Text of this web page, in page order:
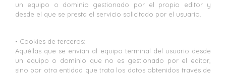
un equipo o dominio gestionado por el propio editor y
desde el que se presta el servicio solicitado por el usuario.
• Cookies de terceros:
Aquéllas que se envían al equipo terminal del usuario desde
un equipo o dominio que no es gestionado por el editor,
sino por otra entidad que trata los datos obtenidos través de